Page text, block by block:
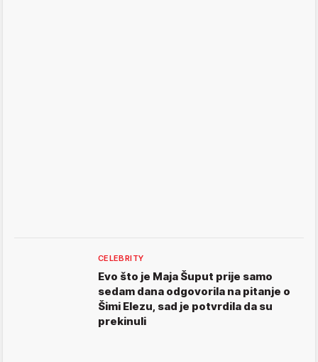
CELEBRITY
Evo što je Maja Šuput prije samo
sedam dana odgovorila na pitanje o
Šimi Elezu, sad je potvrdila da su
prekinuli